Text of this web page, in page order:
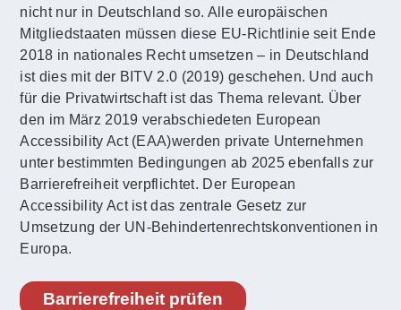
nicht nur in Deutschland so. Alle europäischen
Mitgliedstaaten müssen diese EU-Richtlinie seit Ende
2018 in nationales Recht umsetzen – in Deutschland
ist dies mit der BITV 2.0 (2019) geschehen. Und auch
für die Privatwirtschaft ist das Thema relevant. Über
den im März 2019 verabschiedeten European
Accessibility Act (EAA)werden private Unternehmen
unter bestimmten Bedingungen ab 2025 ebenfalls zur
Barrierefreiheit verpflichtet. Der European
Accessibility Act ist das zentrale Gesetz zur
Umsetzung der UN-Behindertenrechtskonventionen in
Europa.
Barrierefreiheit prüfen